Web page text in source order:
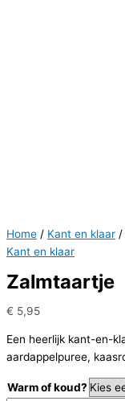
Home / Kant en klaar /
Kant en klaar
Zalmtaartje
€ 5,95
Een heerlijk kant-en-
aardappelpuree,
Warm of koud?